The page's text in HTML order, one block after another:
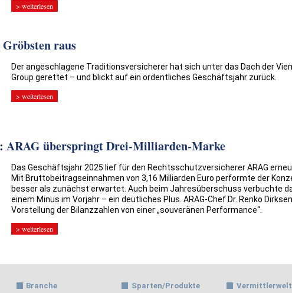
> weiterlesen
raus
Der angeschlagene Traditionsversicherer hat sich unter das Dach der
Group gerettet – und blickt auf ein ordentliches Geschäftsjahr zurück.
> weiterlesen
ARAG überspringt Drei-Milliarden-Marke
Das Geschäftsjahr 2025 lief für den Rechtsschutzversicherer ARAG
Mit Bruttobeitragseinnahmen von 3,16 Milliarden Euro performte der
besser als zunächst erwartet. Auch beim Jahresüberschuss verbuchte
einem Minus im Vorjahr – ein deutliches Plus. ARAG-Chef Dr. Renko
Vorstellung der Bilanzzahlen von einer „souveränen Performance“.
> weiterlesen
Branche
Sparten/Produkte
Vermittlerwelt